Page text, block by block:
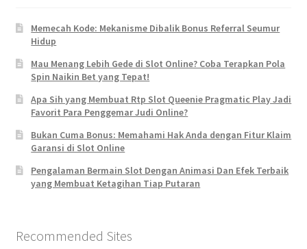
Memecah Kode: Mekanisme Dibalik Bonus Referral Seumur
Hidup
Mau Menang Lebih Gede di Slot Online? Coba Terapkan Pola
Spin Naikin Bet yang Tepat!
Apa Sih yang Membuat Rtp Slot Queenie Pragmatic Play Jadi
Favorit Para Penggemar Judi Online?
Bukan Cuma Bonus: Memahami Hak Anda dengan Fitur Klaim
Garansi di Slot Online
Pengalaman Bermain Slot Dengan Animasi Dan Efek Terbaik
yang Membuat Ketagihan Tiap Putaran
Recommended Sites